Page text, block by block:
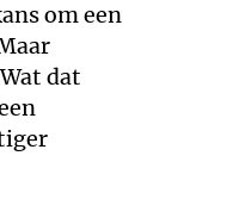
om een
dat